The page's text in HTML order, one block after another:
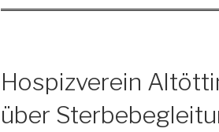
Hospizverein
über